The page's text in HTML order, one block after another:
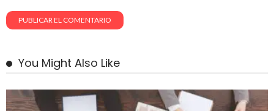
You Might Also Like